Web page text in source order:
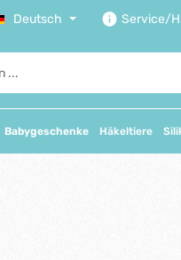
Deutsch Service/
Babygeschenke Häkeltiere